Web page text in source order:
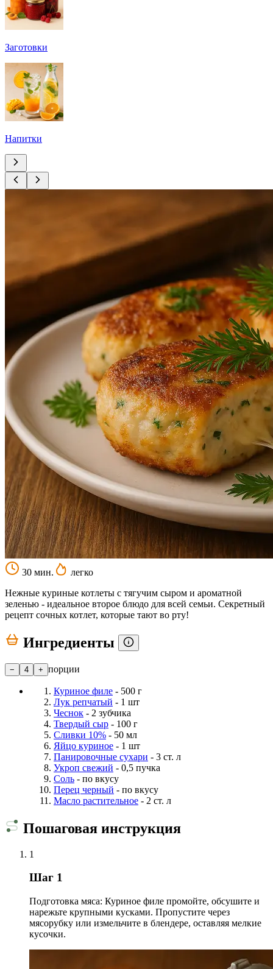
Заготовки
Напитки
30 мин.
легко
Нежные куриные котлеты с тягучим сыром и ароматной
зеленью - идеальное второе блюдо для всей семьи. Секретный
рецепт сочных котлет, которые тают во рту!
Ингредиенты
− 4 + порции
Куриное филе - 500 г
Лук репчатый - 1 шт
Чеснок - 2 зубчика
Твердый сыр - 100 г
Сливки 10% - 50 мл
Яйцо куриное - 1 шт
Панировочные сухари - 3 ст. л
Укроп свежий - 0,5 пучка
Соль - по вкусу
Перец черный - по вкусу
Масло растительное - 2 ст. л
Пошаговая инструкция
1
Шаг 1
Подготовка мяса: Куриное филе промойте, обсушите и
нарежьте крупными кусками. Пропустите через
мясорубку или измельчите в блендере, оставляя мелкие
кусочки.